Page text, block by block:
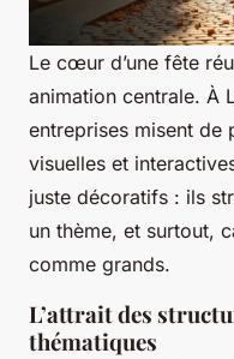
Le cœur d’une fête
animation centrale. À
entreprises misent de
visuelles et
juste décoratifs : ils
un thème, et surtout,
comme grands.
L’attrait des
thématiques